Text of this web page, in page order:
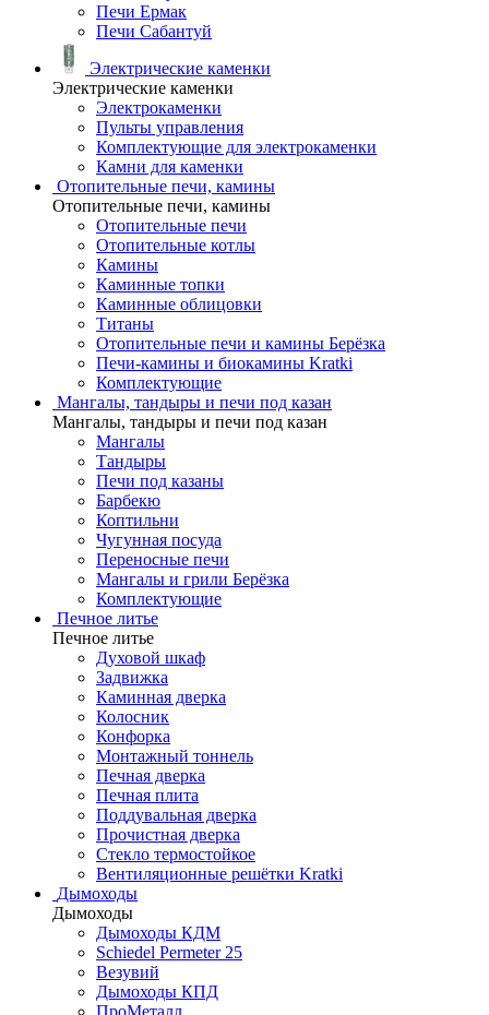
Печи Ермак
Печи Сабантуй
Электрические каменки
Электрические каменки
Электрокаменки
Пульты управления
Комплектующие для электрокаменки
Камни для каменки
Отопительные печи, камины
Отопительные печи, камины
Отопительные печи
Отопительные котлы
Камины
Каминные топки
Каминные облицовки
Титаны
Отопительные печи и камины Берёзка
Печи-камины и биокамины Kratki
Комплектующие
Мангалы, тандыры и печи под казан
Мангалы, тандыры и печи под казан
Мангалы
Тандыры
Печи под казаны
Барбекю
Коптильни
Чугунная посуда
Переносные печи
Мангалы и грили Берёзка
Комплектующие
Печное литье
Печное литье
Духовой шкаф
Задвижка
Каминная дверка
Колосник
Конфорка
Монтажный тоннель
Печная дверка
Печная плита
Поддувальная дверка
Прочистная дверка
Стекло термостойкое
Вентиляционные решётки Kratki
Дымоходы
Дымоходы
Дымоходы КДМ
Schiedel Permeter 25
Везувий
Дымоходы КПД
ПроМеталл